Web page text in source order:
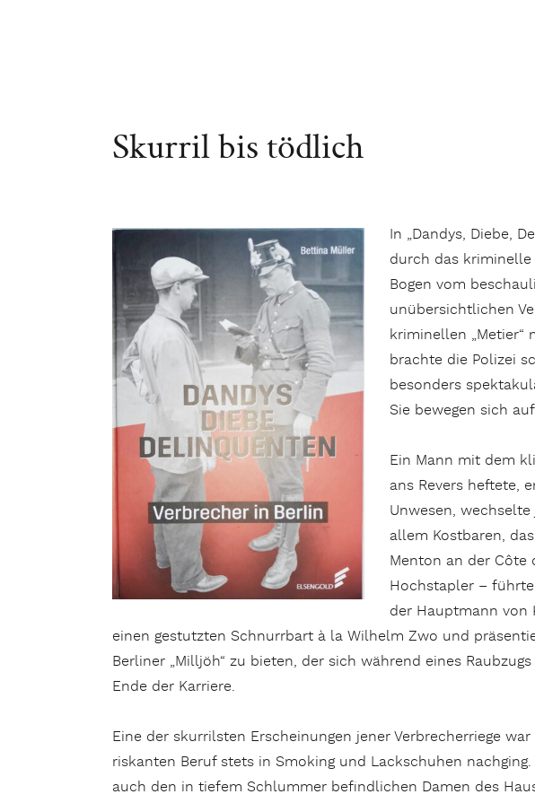
Skurril bis tödlich
In „Dandys, Diebe,
durch das kriminelle
Bogen vom
unübersichtlichen
kriminellen
brachte die Polizei
besonders
Sie bewegen sich
Ein Mann mit dem
ans Revers heftete,
Unwesen,
allem Kostbaren,
Menton an der Côte
Hochstapler –
der Hauptmann von
einen gestutzten Schnurrbart à la Wilhelm Zwo und
Berliner „Milljöh“ zu bieten, der sich während eines
Ende der Karriere.
Eine der skurrilsten Erscheinungen jener Verbrecherriege
riskanten Beruf stets in Smoking und Lackschuhen
auch den in tiefem Schlummer befindlichen Damen des